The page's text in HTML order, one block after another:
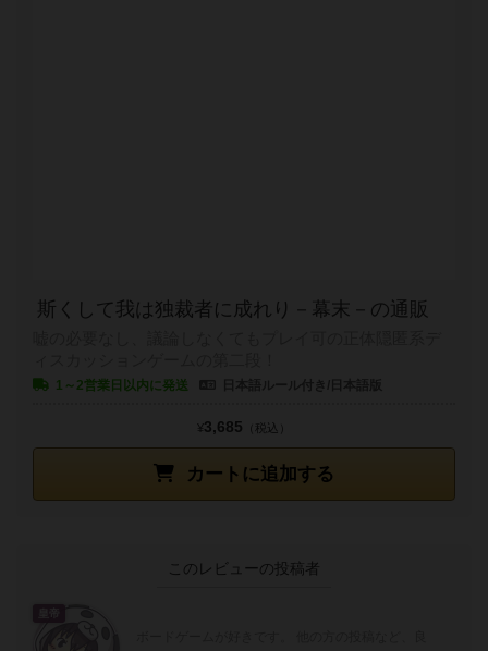
斯くして我は独裁者に成れり－幕末－の通販
1～2営業日以内に発送
カートに追加する
¥3,685 （税込）
このレビューの投稿者
皇帝